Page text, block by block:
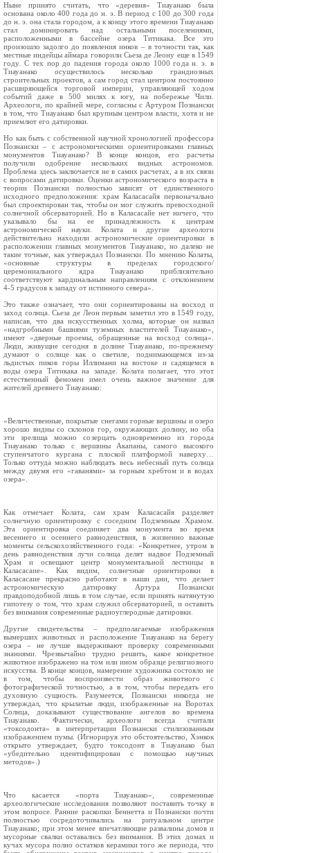
Ныне принято считать, что «деревня» Тиауанако была
основана около 400 года до н. э. В период с 100 до 300 года
до н. э. она стала городом, а к концу этого времени Тиауанако
стал доминировать над остальными поселениями,
расположенными в бассейне озера Титикака. Все это
произошло задолго до появления инков – в точности так, как
местные индейцы аймара говорили Сьеза де Леону еще в 1549
году. С тех пор до падения города около 1000 года н. э. в
Тиауанако осуществилось несколько грандиозных
строительных проектов, а сам город стал центром постоянно
расширяющейся торговой империи, управляющей ходом
событий даже в 500 милях к югу, на побережье Чили.
Археологи, по крайней мере, согласны с Артуром Познански
в том, что Тиауанако был крупным центром власти, хотя и не
приемлют его датировки.
Но как быть с собственной научной хронологией профессора
Познански – с астрономическими ориентировками главных
монументов Тиауанако? В конце концов, его расчеты
получили одобрение нескольких видных астрономов.
Проблема здесь заключается не в самих расчетах, а в их связи
с вопросами датировки. Оценки астрономического возраста в
теории Познански полностью зависят от единственного
исходного предположения: храм Каласасайя первоначально
был спроектирован так, чтобы он мог служить превосходной
солнечной обсерваторией. Но в Каласасайе нет ничего, что
указывало бы на ее принадлежность к центрам
астрономической науки. Колата и другие археологи
действительно находили астрономические ориентировки в
расположении главных монументов Тиауанако, но далеко не
такие точные, как утверждал Познански. По мнению Колаты,
«основные структуры в пределах городского/
церемониального ядра Тиауанако приблизительно
соответствуют кардинальным направлениям с отклонением
4‑5 градусов к западу от истинного севера».
Это также означает, что они сориентированы на восход и
заход солнца. Сьеза де Леон первым заметил это в 1549 году,
написав, что два искусственных холма, которые он назвал
«надгробными башнями туземных властителей Тиауанако»,
имеют «дверные проемы, обращенные на восход солнца».
Люди, живущие сегодня в долине Тиауанако, по‑прежнему
думают о солнце как о светиле, поднимающемся из‑за
льдистых пиков горы Иллимани на востоке и садящемся в
воды озера Титикака на западе. Колата полагает, что этот
естественный феномен имел очень важное значение для
жителей древнего Тиауанако:
«Величественные, покрытые снегами горные вершины и озеро
хорошо видны со склонов гор, окружающих долину, но оба
эти зрелища можно созерцать одновременно из города
Тиауанако только с вершины Акапаны, самого высокого
ступенчатого кургана с плоской платформой наверху…
Только оттуда можно наблюдать весь небесный путь солнца
между двумя его «гаванями» за горным хребтом и в водах
озера».
Как отмечает Колата, сам храм Каласасайя разделяет
солнечную ориентировку с соседним Подземным Храмом.
Эта ориентировка соединяет два монумента во время
весеннего и осеннего равноденствия, в жизненно важные
моменты сельскохозяйственного года: «Конкретнее, утром в
день равноденствия лучи солнца делят надвое Подземный
Храм и освещают центр монументальной лестницы в
Каласасаие». Как видим, солнечные ориентировки в
Каласасаие прекрасно работают в наши дни, что делает
астрономическую датировку Артура Познански
правдоподобной лишь в том случае, если принять натянутую
гипотезу о том, что храм служил обсерваторией, и оставить
без внимания современные радиоуглеродные датировки.
Другие свидетельства – предполагаемые изображения
вымерших животных и расположение Тиауанако на берегу
озера – не лучше выдерживают проверку современными
знаниями. Чрезвычайно трудно решить, какое конкретное
животное изображено на том или ином образце религиозного
искусства. В конце концов, намерение художника состояло не
в том, чтобы воспроизвести образ животного с
фотографической точностью, а в том, чтобы передать его
духовную сущность. Разумеется, Познански никогда не
утверждал, что крылатые люди, изображенные на Воротах
Солнца, доказывают существование ангелов во времена
Тиауанако. Фактически, археологи всегда считали
«токсодонта» в интерпретации Познански стилизованным
изображением пумы. (Игнорируя это обстоятельство, Хэнкок
открыто утверждает, будто токсодонт в Тиауанако был
«убедительно идентифицирован с помощью научных
методов».)
Что касается «порта Тиауанако», современные
археологические исследования позволяют поставить точку в
этом вопросе. Ранние раскопки Беннетта и Познански почти
полностью сосредоточивались на ритуальном центре
Тиауанако; при этом менее впечатляющие развалины домов и
мусорные свалки оставались без внимания. В этих домах и
кучах мусора полно остатков керамики того же периода, что